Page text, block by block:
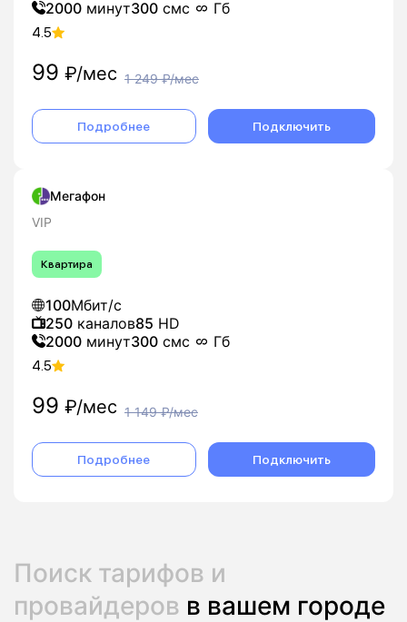
2000 минут300 смс Гб
4.5
99 ₽/мес 1 249₽/мес
Подробнее Подключить
Мегафон
VIP
Квартира
100Мбит/с
250 каналов85 HD
2000 минут300 смс Гб
4.5
99 ₽/мес 1 149₽/мес
Подробнее Подключить
Поиск тарифов и
провайдеров в вашем городе